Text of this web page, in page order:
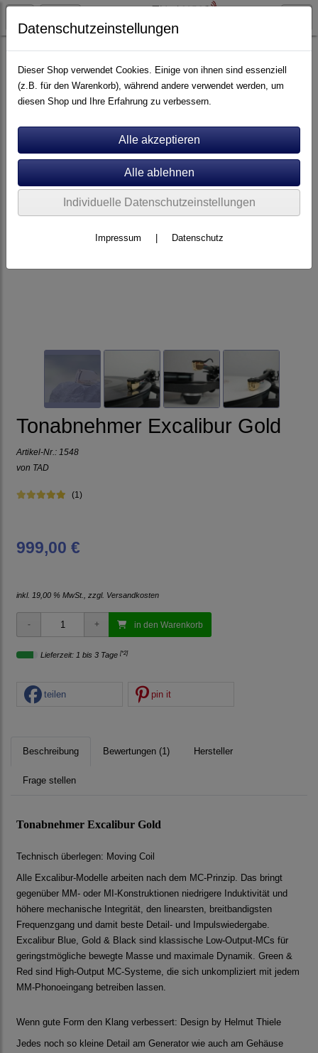
Artikel nach Marken A - E Excalibur
Tonabnehmer Excalibur Gold
Artikel-Nr.: 1548
von TAD
(1)
999,00 €
inkl. 19,00 % MwSt., zzgl. Versandkosten
in den Warenkorb
Lieferzeit: 1 bis 3 Tage [*2]
teilen pin it
Beschreibung Bewertungen (1) Hersteller
Frage stellen
Tonabnehmer Excalibur Gold
Technisch überlegen: Moving Coil
Alle Excalibur-Modelle arbeiten nach dem MC-Prinzip. Das bringt
gegenüber MM- oder MI-Konstruktionen niedrigere Induktivität und
höhere mechanische Integrität, den linearsten, breitbandigsten
Frequenzgang und damit beste Detail- und Impulswiedergabe.
Excalibur Blue, Gold & Black sind klassische Low-Output-MCs für
geringstmögliche bewegte Masse und maximale Dynamik. Green &
Red sind High-Output MC-Systeme, die sich unkompliziert mit jedem
MM-Phonoeingang betreiben lassen.
Wenn gute Form den Klang verbessert: Design by Helmut Thiele
Jedes noch so kleine Detail am Generator wie auch am Gehäuse
Datenschutzeinstellungen
Dieser Shop verwendet Cookies. Einige von ihnen sind essenziell
(z.B. für den Warenkorb), während andere verwendet werden, um
diesen Shop und Ihre Erfahrung zu verbessern.
Individuelle Datenschutzeinstellungen
Impressum Datenschutz